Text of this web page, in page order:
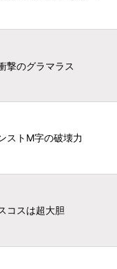
撃のグラマラス
ストM字の破壊力
コスは超大胆